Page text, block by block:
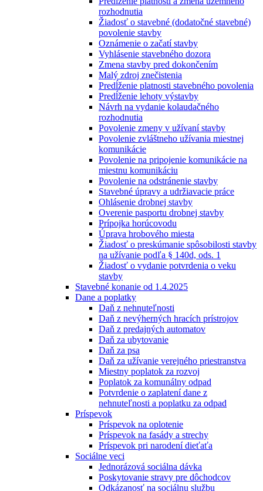
rozhodnutia
Žiadosť o stavebné (dodatočné stavebné)
povolenie stavby
Oznámenie o začatí stavby
Vyhlásenie stavebného dozora
Zmena stavby pred dokončením
Malý zdroj znečistenia
Predĺženie platnosti stavebného povolenia
Predĺženie lehoty výstavby
Návrh na vydanie kolaudačného
rozhodnutia
Povolenie zmeny v užívaní stavby
Povolenie zvláštneho užívania miestnej
komunikácie
Povolenie na pripojenie komunikácie na
miestnu komunikáciu
Povolenie na odstránenie stavby
Stavebné úpravy a udržiavacie práce
Ohlásenie drobnej stavby
Overenie pasportu drobnej stavby
Prípojka horúcovodu
Úprava hrobového miesta
Žiadosť o preskúmanie spôsobilosti stavby
na užívanie podľa § 140d, ods. 1
Žiadosť o vydanie potvrdenia o veku
stavby
Stavebné konanie od 1.4.2025
Dane a poplatky
Daň z nehnuteľnosti
Daň z nevýherných hracích prístrojov
Daň z predajných automatov
Daň za ubytovanie
Daň za psa
Daň za užívanie verejného priestranstva
Miestny poplatok za rozvoj
Poplatok za komunálny odpad
Potvrdenie o zaplatení dane z
nehnuteľnosti a poplatku za odpad
Príspevok
Príspevok na oplotenie
Príspevok na fasády a strechy
Príspevok pri narodení dieťaťa
Sociálne veci
Jednorázová sociálna dávka
Poskytovanie stravy pre dôchodcov
Odkázanosť na sociálnu službu